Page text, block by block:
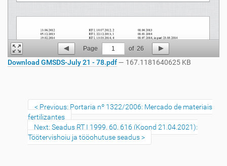
Page 1 of 26
Download GMSDS-July 21 - 78.pdf— 167.1181640625 KB
Previous: Portaria nº 1322/2006: Mercado de materiais
fertilizantes
Next: Seadus RT I 1999, 60, 616 (Koond 21.04.2021):
Töötervishoiu ja tööohutuse seadus